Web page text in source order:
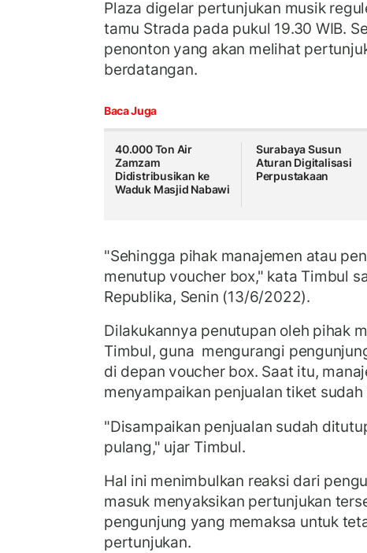
Plaza digelar pertunjukan musik
tamu Strada pada pukul 19.30 WIB.
penonton yang akan melihat
berdatangan.
Baca Juga
40.000 Ton Air
Zamzam
Didistribusikan ke
Waduk Masjid Nabawi
Surabaya Susun
Aturan Digitalisasi
Perpustakaan
"Sehingga pihak manajemen atau
menutup voucher box," kata Timbul
Republika, Senin (13/6/2022).
Dilakukannya penutupan oleh pihak
Timbul, guna mengurangi
di depan voucher box. Saat itu,
menyampaikan penjualan tiket
"Disampaikan penjualan sudah
pulang," ujar Timbul.
Hal ini menimbulkan reaksi dari
masuk menyaksikan pertunjukan
pengunjung yang memaksa untuk
pertunjukan.